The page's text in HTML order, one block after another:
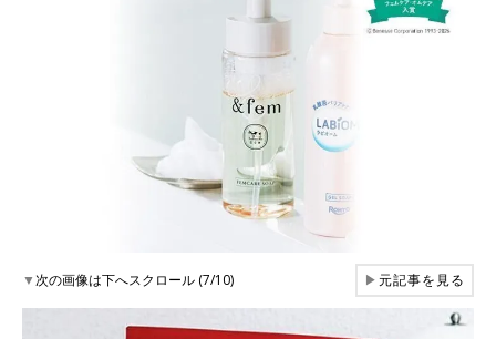
▼次の画像は下へスクロール (7/10) ▶元記事を見る